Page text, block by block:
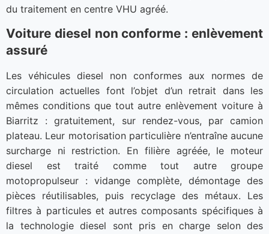
du traitement en centre VHU agréé.
Voiture diesel non conforme : enlèvement
assuré
Les véhicules diesel non conformes aux normes de
circulation actuelles font l’objet d’un retrait dans les
mêmes conditions que tout autre enlèvement voiture à
Biarritz : gratuitement, sur rendez-vous, par camion
plateau. Leur motorisation particulière n’entraîne aucune
surcharge ni restriction. En filière agréée, le moteur
diesel est traité comme tout autre groupe
motopropulseur : vidange complète, démontage des
pièces réutilisables, puis recyclage des métaux. Les
filtres à particules et autres composants spécifiques à
la technologie diesel sont pris en charge selon des